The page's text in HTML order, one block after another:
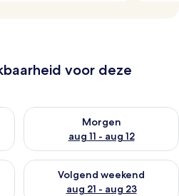
voor deze
voor vanavond aug 10 - aug
Morgen
aug 11 - aug 12
De beschikbaarheid
voor dit weekend aug 14 -
Volgend weekend
aug 21 - aug 23
De beschikbaarheid